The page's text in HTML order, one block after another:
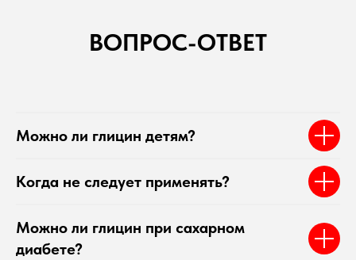
ВОПРОС-ОТВЕТ
Можно ли глицин детям?
Когда не следует применять?
Можно ли глицин при сахарном
диабете?